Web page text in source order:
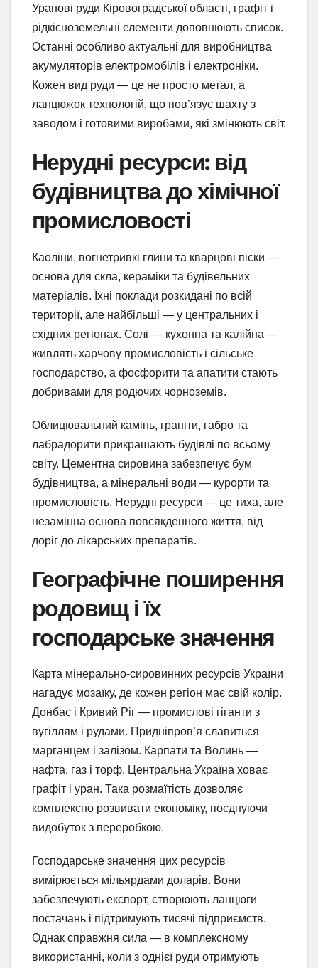
Уранові руди Кіровоградської області, графіт і
рідкісноземельні елементи доповнюють список.
Останні особливо актуальні для виробництва
акумуляторів електромобілів і електроніки.
Кожен вид руди — це не просто метал, а
ланцюжок технологій, що пов’язує шахту з
заводом і готовими виробами, які змінюють світ.
Нерудні ресурси: від
будівництва до хімічної
промисловості
Каоліни, вогнетривкі глини та кварцові піски —
основа для скла, кераміки та будівельних
матеріалів. Їхні поклади розкидані по всій
території, але найбільші — у центральних і
східних регіонах. Солі — кухонна та калійна —
живлять харчову промисловість і сільське
господарство, а фосфорити та апатити стають
добривами для родючих чорноземів.
Облицювальний камінь, граніти, габро та
лабрадорити прикрашають будівлі по всьому
світу. Цементна сировина забезпечує бум
будівництва, а мінеральні води — курорти та
промисловість. Нерудні ресурси — це тиха, але
незамінна основа повсякденного життя, від
доріг до лікарських препаратів.
Географічне поширення
родовищ і їх
господарське значення
Карта мінерально-сировинних ресурсів України
нагадує мозаїку, де кожен регіон має свій колір.
Донбас і Кривий Ріг — промислові гіганти з
вугіллям і рудами. Придніпров’я славиться
марганцем і залізом. Карпати та Волинь —
нафта, газ і торф. Центральна Україна ховає
графіт і уран. Така розмаїтість дозволяє
комплексно розвивати економіку, поєднуючи
видобуток з переробкою.
Господарське значення цих ресурсів
вимірюється мільярдами доларів. Вони
забезпечують експорт, створюють ланцюги
постачань і підтримують тисячі підприємств.
Однак справжня сила — в комплексному
використанні, коли з однієї руди отримують